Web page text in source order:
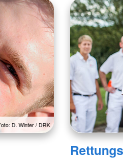
D. Winter / DRK